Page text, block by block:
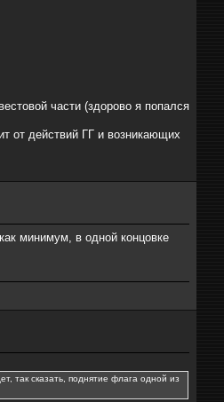
части (здорово я попался
от действий ГГ и возникающих
минимум, в одной концовке
так сказать, поднятие флага одной из